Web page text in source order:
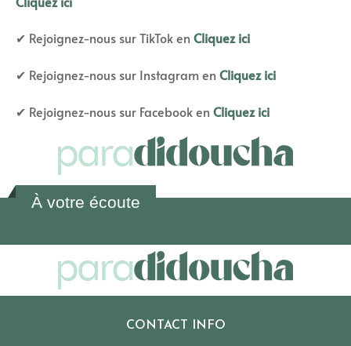
✔ Rejoignez-nous sur TikTok en Cliquez ici
✔ Rejoignez-nous sur Instagram en Cliquez ici
✔ Rejoignez-nous sur Facebook en Cliquez ici
À votre écoute
CONTACT INFO